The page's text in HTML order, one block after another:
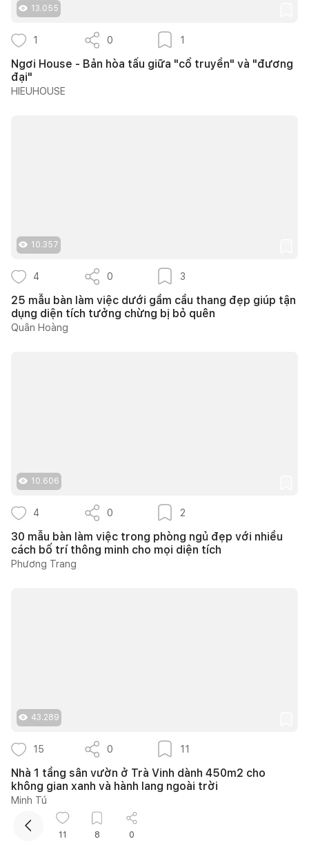
13.055
1 0 1
Ngơi House - Bản hòa tấu giữa "cổ truyền" và "đương
đại"
HIEUHOUSE
10.357
4 0 3
25 mẫu bàn làm việc dưới gầm cầu thang đẹp giúp tận
dụng diện tích tưởng chừng bị bỏ quên
Quân Hoàng
10.606
4 0 2
30 mẫu bàn làm việc trong phòng ngủ đẹp với nhiều
cách bố trí thông minh cho mọi diện tích
Phương Trang
43.289
15 0 11
Nhà 1 tầng sân vườn ở Trà Vinh dành 450m2 cho
không gian xanh và hành lang ngoài trời
Minh Tú
11 8 0